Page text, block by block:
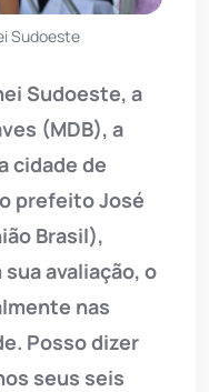
Sudoeste
Sudoeste, a
(MDB), a
cidade de
prefeito José
Brasil),
avaliação, o
nas
Posso dizer
seus seis